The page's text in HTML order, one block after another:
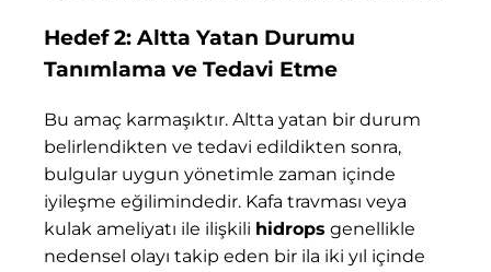
Hedef 2: Altta Yatan Durumu
Tanımlama ve Tedavi Etme
Bu amaç karmaşıktır. Altta yatan bir durum
belirlendikten ve tedavi edildikten sonra,
bulgular uygun yönetimle zaman içinde
iyileşme eğilimindedir. Kafa travması veya
kulak ameliyatı ile ilişkili hidrops genellikle
nedensel olayı takip eden bir ila iki yıl içinde